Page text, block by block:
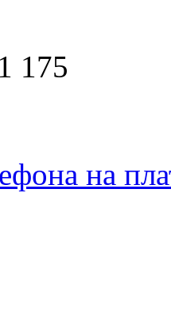
175
на